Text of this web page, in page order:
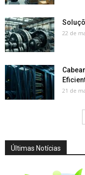
22 de
21 de
Últimas Notícias